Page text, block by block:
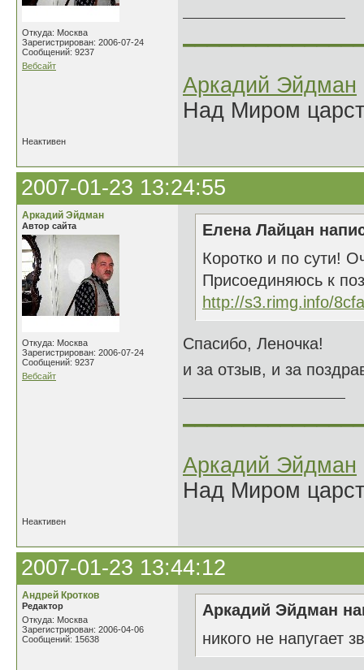
Откуда: Москва
Зарегистрирован: 2006-07-24
Сообщений: 9237
Вебсайт
Аркадий Эйдман
Над Миром
Неактивен
2007-01-23 13:24:55
Аркадий Эйдман
Автор сайта
Откуда: Москва
Зарегистрирован: 2006-07-24
Сообщений: 9237
Вебсайт
Елена Лайцан
Коротко и по сути!
Присоединяюсь к
http://s3.rimg.info/
Спасибо, Леночка!
и за отзыв, и за
Аркадий Эйдман
Над Миром
Неактивен
2007-01-23 13:44:12
Андрей Кротков
Редактор
Откуда: Москва
Зарегистрирован: 2006-04-06
Сообщений: 15638
Аркадий Эйдман
никого не напугает